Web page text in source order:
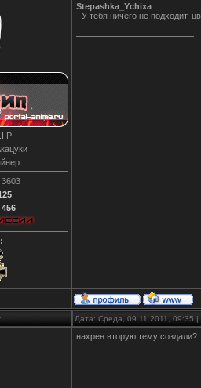
3603
456
Stepashka_Ychixa
- У тебя ничего не подходит,
Дата: Среда, 09.11.2011, 09:35
нахрен вторую тему создали?